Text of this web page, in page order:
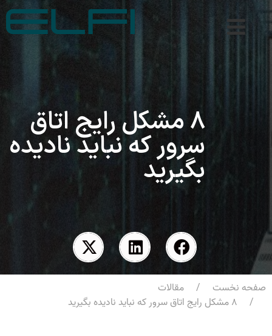
۸ مشکل رایج اتاق
سرور که نباید نادیده
بگیرید
صفحه نخست
مقالات
۸ مشکل رایج اتاق سرور که نباید نادیده بگیرید